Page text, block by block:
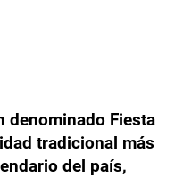
denominado Fiesta
tradicional más
del país,